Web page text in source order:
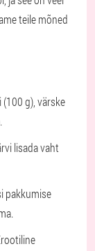
teile mõned
g), värske
lisada vaht
pakkumise